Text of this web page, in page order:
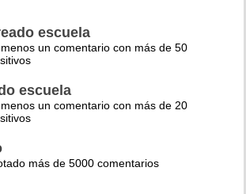
escuela
un comentario con más de 50
escuela
un comentario con más de 20
más de 5000 comentarios